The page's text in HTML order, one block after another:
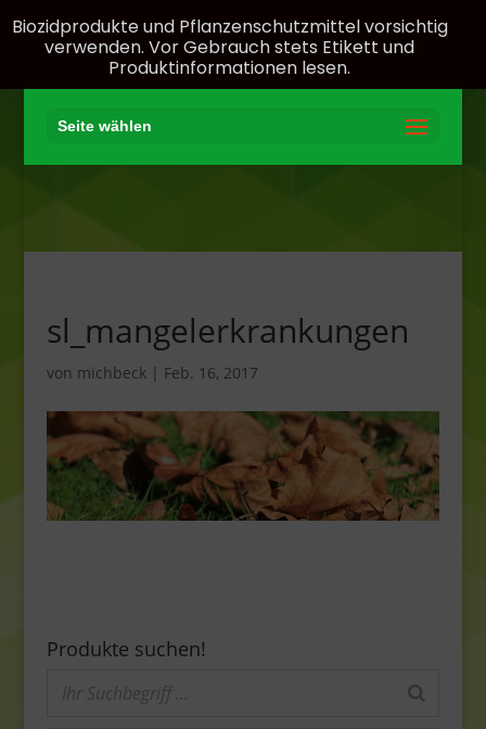
Seite wählen
sl_mangelerkrankungen
von michbeck| Feb. 16, 2017
Produkte suchen!
Biozidprodukte und Pflanzenschutzmittel vorsichtig
verwenden. Vor Gebrauch stets Etikett und
Produktinformationen lesen.